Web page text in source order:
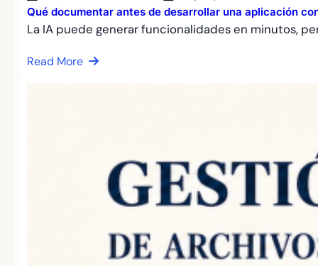
Qué documentar antes de desarrollar una aplicación
La IA puede generar funcionalidades en minutos,
Read More